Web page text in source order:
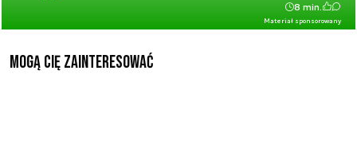
Materiał sponsorowany
8 min.
Mogą Cię zainteresować